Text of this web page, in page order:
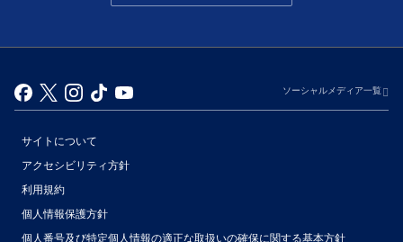
ソーシャルメディア一覧
サイトについて
アクセシビリティ方針
利用規約
個人情報保護方針
個人番号及び特定個人情報の適正な取扱いの確保に関する基本方針